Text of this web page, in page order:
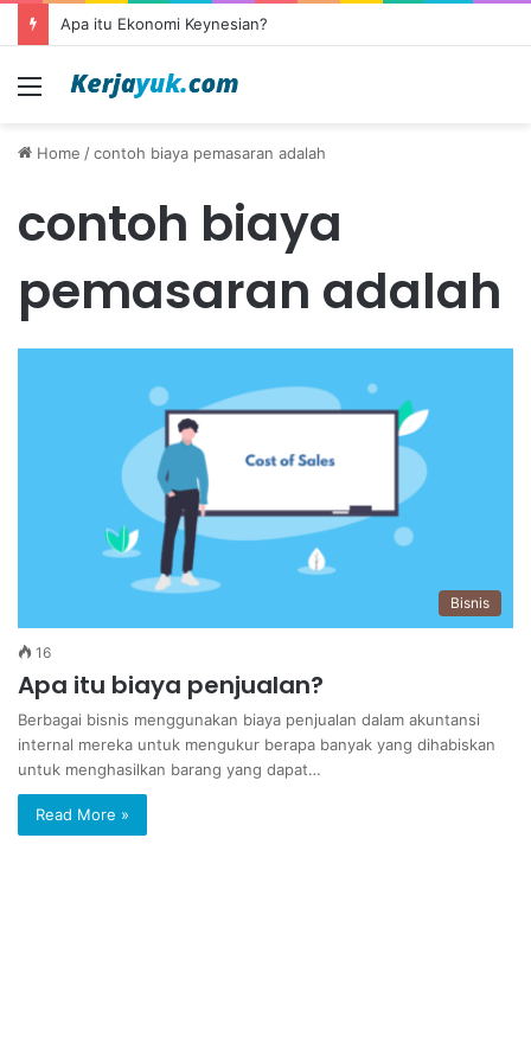
Apa itu Ekonomi Keynesian?
Menu
Home /contoh biaya pemasaran adalah
contoh biaya
pemasaran adalah
Bisnis
16
Apa itu biaya penjualan?
Berbagai bisnis menggunakan biaya penjualan dalam akuntansi
internal mereka untuk mengukur berapa banyak yang dihabiskan
untuk menghasilkan barang yang dapat…
Read More »